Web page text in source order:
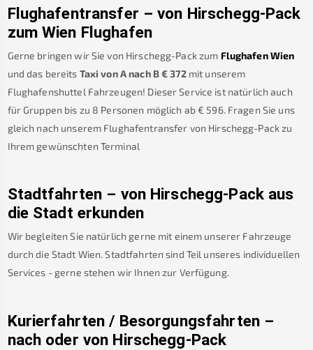
Flughafentransfer – von Hirschegg-Pack
zum Wien Flughafen
Gerne bringen wir Sie von Hirschegg-Packzum Flughafen Wien
und das bereits Taxi von A nach B€372 mit unserem
Flughafenshuttel Fahrzeugen! Dieser Service ist natürlich auch
für Gruppen bis zu 8 Personen möglich ab € 596. Fragen Sie uns
gleich nach unserem Flughafentransfer von Hirschegg-Packzu
Ihrem gewünschten Terminal
Stadtfahrten – von Hirschegg-Pack aus
die Stadt erkunden
Wir begleiten Sie natürlich gerne mit einem unserer Fahrzeuge
durch die Stadt Wien. Stadtfahrten sind Teil unseres individuellen
Services - gerne stehen wir Ihnen zur Verfügung.
Kurierfahrten / Besorgungsfahrten –
nach oder von Hirschegg-Pack